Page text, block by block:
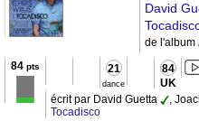
David
de l'album
84 pts 21
dance
84
UK
écrit par David Guetta ,
Tocadisco